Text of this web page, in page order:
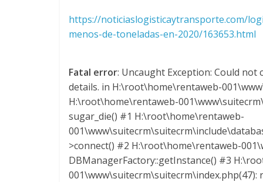
n
s
p
o
r
https://noticiaslogisticaytransporte.com/
menos-de-toneladas-en-2020/163653.html
Fatal error: Uncaught Exception: Could
details. in H:\root\home\rentaweb-
H:\root\home\rentaweb-
sugar_die() #1 H:\root\home\rentaweb-
>connect() #2 H:\root\home\rentaweb-
DBManagerFactory::getInstance() #3